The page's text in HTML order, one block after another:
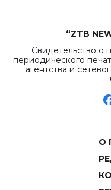
“ZTB
Свидетельство о
периодического
агентства и
О